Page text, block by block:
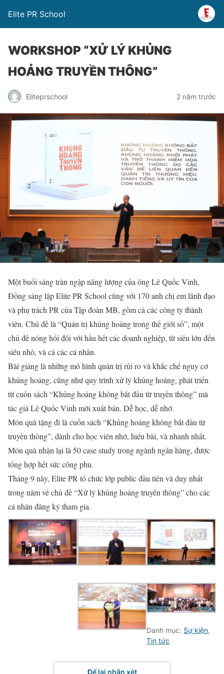
Elite PR School
WORKSHOP “XỬ LÝ KHỦNG
HOẢNG TRUYỀN THÔNG”
Eliteprschool 2 năm trước
Một buổi sáng tràn ngập năng lượng của ông Lê Quốc Vinh,
Đồng sáng lập Elite PR School cùng với 170 anh chị em lãnh đạo
và phụ trách PR của Tập đoàn MB, gồm cả các công ty thành
viên. Chủ đề là “Quản trị khủng hoảng trong thế giới số”, một
chủ đề nóng hổi đối với hầu hết các doanh nghiệp, từ siêu lớn đến
siêu nhỏ, và cả các cá nhân.
Bài giảng là những mô hình quản trị rủi ro và khắc chế nguy cơ
khủng hoảng, cũng như quy trình xử lý khủng hoảng, phát triển
từ cuốn sách “Khủng hoảng không bắt đầu từ truyền thông” mà
tác giả Lê Quốc Vinh mới xuất bản. Dễ học, dễ nhớ.
Món quà tặng đi là cuốn sách “Khủng hoảng không bắt đầu từ
truyền thông”, dành cho học viên nhớ, hiểu bài, và nhanh nhất.
Món quà nhận lại là 50 case study trong ngành ngân hàng, được
tổng hợp hết sức công phu.
Tháng 9 này, Elite PR tổ chức lớp public đầu tiên và duy nhất
trong năm về chủ đề “Xử lý khủng hoảng truyền thông” cho các
cá nhân đăng ký tham gia.
Danh mục: Sự kiện,
Tin tức
Để lại nhận xét